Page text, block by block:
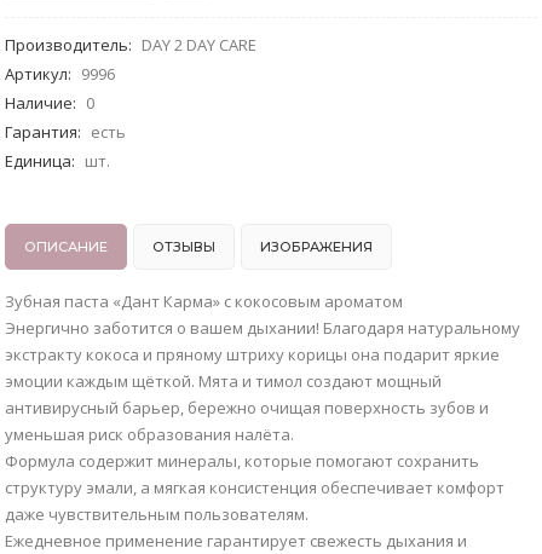
Производитель: DAY 2 DAY CARE
Артикул: 9996
Наличие: 0
Гарантия: есть
Единица: шт.
ОПИСАНИЕ ОТЗЫВЫ ИЗОБРАЖЕНИЯ
Зубная паста «Дант Карма» с кокосовым ароматом
Энергично заботится о вашем дыхании! Благодаря натуральному
экстракту кокоса и пряному штриху корицы она подарит яркие
эмоции каждым щёткой. Мята и тимол создают мощный
антивирусный барьер, бережно очищая поверхность зубов и
уменьшая риск образования налёта.
Формула содержит минералы, которые помогают сохранить
структуру эмали, а мягкая консистенция обеспечивает комфорт
даже чувствительным пользователям.
Ежедневное применение гарантирует свежесть дыхания и